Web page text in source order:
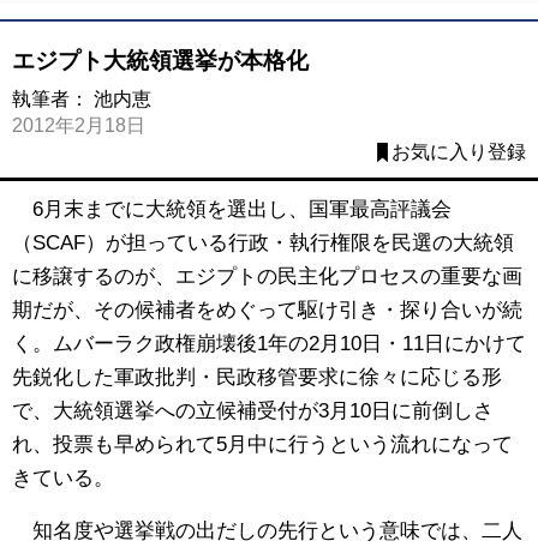
エジプト大統領選挙が本格化
執筆者： 池内恵
2012年2月18日
お気に入り登録
6月末までに大統領を選出し、国軍最高評議会
（SCAF）が担っている行政・執行権限を民選の大統領
に移譲するのが、エジプトの民主化プロセスの重要な画
期だが、その候補者をめぐって駆け引き・探り合いが続
く。ムバーラク政権崩壊後1年の2月10日・11日にかけて
先鋭化した軍政批判・民政移管要求に徐々に応じる形
で、大統領選挙への立候補受付が3月10日に前倒しさ
れ、投票も早められて5月中に行うという流れになって
きている。
知名度や選挙戦の出だしの先行という意味では、二人